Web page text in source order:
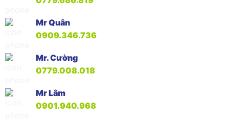
Mr Quân
0909.346.736
Mr. Cường
0779.008.018
Mr Lâm
0901.940.968